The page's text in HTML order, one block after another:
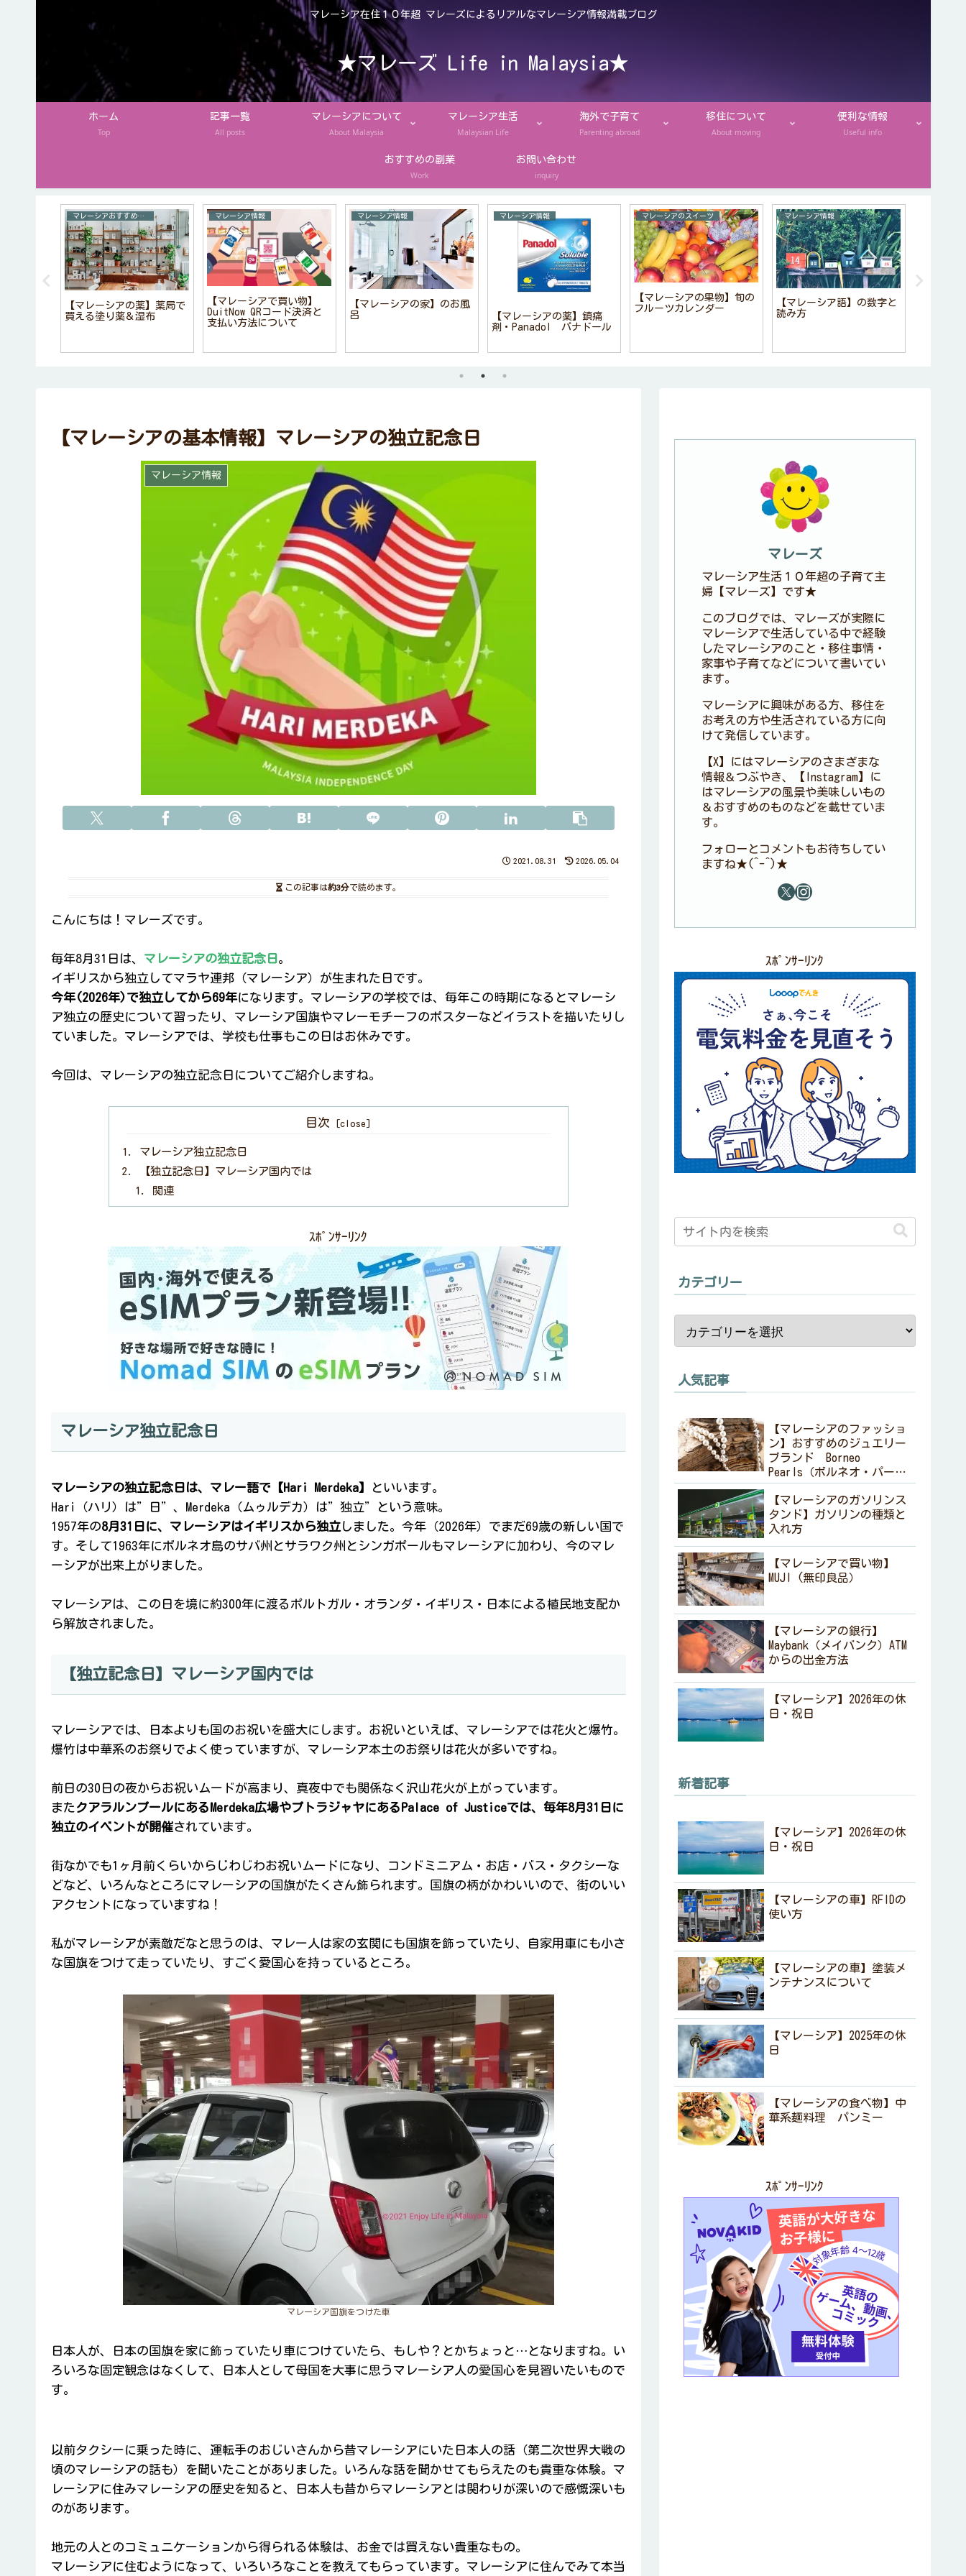
マレーシア在住１０年超 マレーズによるリアルなマレーシア情報満載ブログ
★マレーズ Life in Malaysia★
ホーム
Top
記事一覧
All posts
マレーシアについて
About Malaysia
マレーシア生活
Malaysian Life
海外で子育て
Parenting abroad
移住について
About moving
便利な情報
Useful info
おすすめの副業
Work
お問い合わせ
inquiry
マレーシアおすすめお土産
【マレーシアの薬】薬局で
買える塗り薬＆湿布
マレーシア情報
【マレーシアで買い物】
DuitNow QRコード決済と
支払い方法について
マレーシア情報
【マレーシアの家】のお風
呂
マレーシア情報
【マレーシアの薬】鎮痛
剤・Panadol パナドール
マレーシアのスイーツ
【マレーシアの果物】旬の
フルーツカレンダー
マレーシア情報
【マレーシア語】の数字と
読み方
【マレーシアの基本情報】マレーシアの独立記念日
マレーシア情報
2021.08.31 2026.05.04
この記事は約3分で読めます。
こんにちは！マレーズです。
毎年8月31日は、 マレーシアの独立記念日。
イギリスから独立してマラヤ連邦（マレーシア）が生まれた日です。
今年(2026年)で独立してから69年になります。マレーシアの学校では、毎年この時期になるとマレーシ
ア独立の歴史について習ったり、マレーシア国旗やマレーモチーフのポスターなどイラストを描いたりし
ていました。マレーシアでは、学校も仕事もこの日はお休みです。
今回は、マレーシアの独立記念日についてご紹介しますね。
目次
マレーシア独立記念日
【独立記念日】マレーシア国内では
関連
ｽﾎﾟﾝｻｰﾘﾝｸ
マレーシア独立記念日
マレーシアの独立記念日は、マレー語で【Hari Merdeka】
といいます。
Hari（ハリ）は”日”、Merdeka（ムゥルデカ）は”独立”という意味。
1957年の8月31日に、マレーシアはイギリスから独立しました。今年（2026年）でまだ69歳の新しい国で
す。そして1963年にボルネオ島のサバ州とサラワク州とシンガポールもマレーシアに加わり、今のマレ
ーシアが出来上がりました。
マレーシアは、この日を境に約300年に渡るポルトガル・オランダ・イギリス・日本による植民地支配か
ら解放されました。
【独立記念日】マレーシア国内では
マレーシアでは、日本よりも国のお祝いを盛大にします。お祝いといえば、マレーシアでは花火と爆竹。
爆竹は中華系のお祭りでよく使っていますが、マレーシア本土のお祭りは花火が多いですね。
前日の30日の夜からお祝いムードが高まり、真夜中でも関係なく沢山花火が上がっています。
また クアラルンプールにあるMerdeka広場やプトラジャヤにあるPalace of Justiceでは、毎年8月31日に
独立のイベントが開催されています。
街なかでも1ヶ月前くらいからじわじわお祝いムードになり、コンドミニアム・お店・バス・タクシーな
どなど、いろんなところにマレーシアの国旗がたくさん飾られます。国旗の柄がかわいいので、街のいい
アクセントになっていますね ！
私がマレーシアが素敵だなと思うのは、マレー人は家の玄関にも国旗を飾っていたり、自家用車にも小さ
な国旗をつけて走っていたり、すごく愛国心を持っているところ。
マレーシア国旗をつけた車
日本人が、日本の国旗を家に飾っていたり車につけていたら、もしや？とかちょっと…となりますね。い
ろいろな固定観念はなくして、日本人として母国を大事に思うマレーシア人の愛国心を見習いたいもので
す。
以前タクシーに乗った時に、運転手のおじいさんから昔マレーシアにいた日本人の話（第二次世界大戦の
頃のマレーシアの話も）を聞いたことがありました。いろんな話を聞かせてもらえたのも貴重な体験。マ
レーシアに住みマレーシアの歴史を知ると、日本人も昔からマレーシアとは関わりが深いので感慨深いも
のがあります。
地元の人とのコミュニケーションから得られる体験は、お金では買えない貴重なもの。
マレーシアに住むようになって、いろいろなことを教えてもらっています。マレーシアに住んでみて本当
マレーズ
マレーシア生活１０年超の子育て主
婦【マレーズ】です★
このブログでは、マレーズが実際に
マレーシアで生活している中で経験
したマレーシアのこと・移住事情・
家事や子育てなどについて書いてい
ます。
マレーシアに興味がある方、移住を
お考えの方や生活されている方に向
けて発信しています。
【X】にはマレーシアのさまざまな
情報＆つぶやき、【Instagram】に
はマレーシアの風景や美味しいもの
＆おすすめのものなどを載せていま
す。
フォローとコメントもお待ちしてい
ますね★(^-^)★
ｽﾎﾟﾝｻｰﾘﾝｸ
カテゴリー
人気記事
【マレーシアのファッショ
ン】おすすめのジュエリー
ブランド Borneo
Pearls（ボルネオ・パール
ズ ）
【マレーシアのガソリンス
タンド】ガソリンの種類と
入れ方
【マレーシアで買い物】
MUJI (無印良品）
【マレーシアの銀行】
Maybank（メイバンク）ATM
からの出金方法
【マレーシア】2026年の休
日・祝日
新着記事
【マレーシア】2026年の休
日・祝日
【マレーシアの車】RFIDの
使い方
【マレーシアの車】塗装メ
ンテナンスについて
【マレーシア】2025年の休
日
【マレーシアの食べ物】中
華系麺料理 パンミー
ｽﾎﾟﾝｻｰﾘﾝｸ